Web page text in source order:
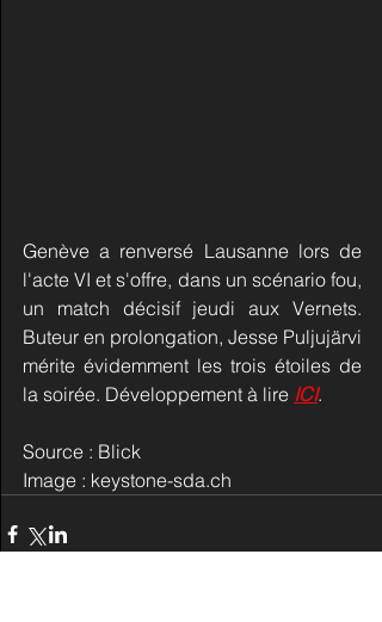
Genève a renversé Lausanne lors de
l'acte VI et s'offre, dans un scénario fou,
un match décisif jeudi aux Vernets.
Buteur en prolongation, Jesse Puljujärvi
mérite évidemment les trois étoiles de
la soirée. Développement à lire ICI.
Source : Blick
Image : keystone-sda.ch